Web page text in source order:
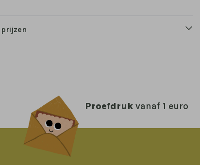
Proefdruk vanaf 1 euro